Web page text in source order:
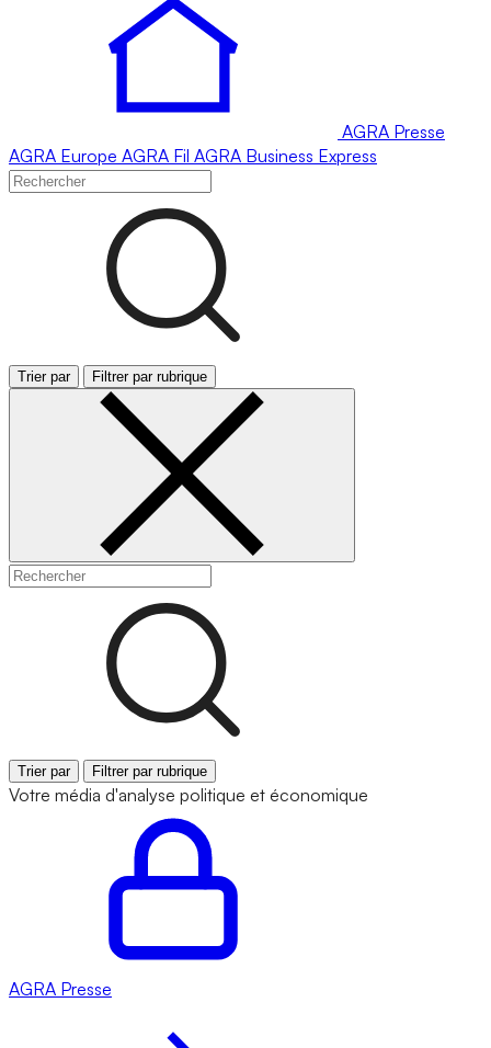
AGRA Presse
AGRA Europe AGRA Fil AGRA Business Express
Trier par Filtrer par rubrique
Trier par Filtrer par rubrique
Votre média d'analyse politique et économique
AGRA Presse